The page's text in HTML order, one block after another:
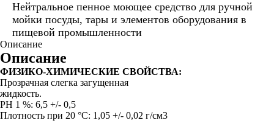
Нейтральное пенное моющее средство для ручной
мойки посуды, тары и элементов оборудования в
пищевой промышленности
Описание
Описание
ФИЗИКО-ХИМИЧЕСКИЕ СВОЙСТВА:
Прозрачная слегка загущенная
жидкость.
РH 1 %: 6,5 +/- 0,5
Плотность при 20 °С: 1,05 +/- 0,02 г/см3